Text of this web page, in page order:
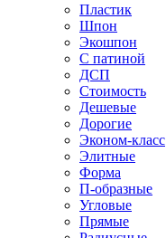
Пластик
Шпон
Экошпон
С патиной
ДСП
Стоимость
Дешевые
Дорогие
Эконом-класс
Элитные
Форма
П-образные
Угловые
Прямые